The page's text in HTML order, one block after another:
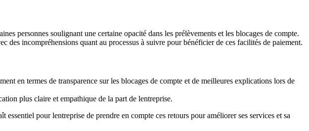
personnes soulignant une certaine opacité dans les prélèvements et les blocages de compte.
incompréhensions quant au processus à suivre pour bénéficier de ces facilités de paiement.
en termes de transparence sur les blocages de compte et de meilleures explications lors de
plus claire et empathique de la part de lentreprise.
pour lentreprise de prendre en compte ces retours pour améliorer ses services et sa